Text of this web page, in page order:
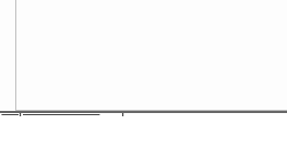
Корисні напої / Трав’яний напій